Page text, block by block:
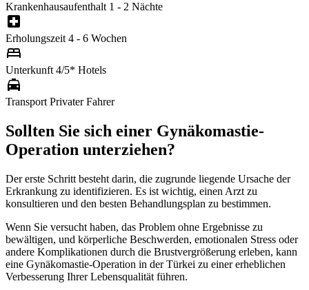
Krankenhausaufenthalt 1 - 2 Nächte
local_hospital
Erholungszeit 4 - 6 Wochen
bed
Unterkunft 4/5* Hotels
local_taxi
Transport Privater Fahrer
Sollten Sie sich einer Gynäkomastie-
Operation unterziehen?
Der erste Schritt besteht darin, die zugrunde liegende Ursache der
Erkrankung zu identifizieren. Es ist wichtig, einen Arzt zu
konsultieren und den besten Behandlungsplan zu bestimmen.
Wenn Sie versucht haben, das Problem ohne Ergebnisse zu
bewältigen, und körperliche Beschwerden, emotionalen Stress oder
andere Komplikationen durch die Brustvergrößerung erleben, kann
eine Gynäkomastie-Operation in der Türkei zu einer erheblichen
Verbesserung Ihrer Lebensqualität führen.